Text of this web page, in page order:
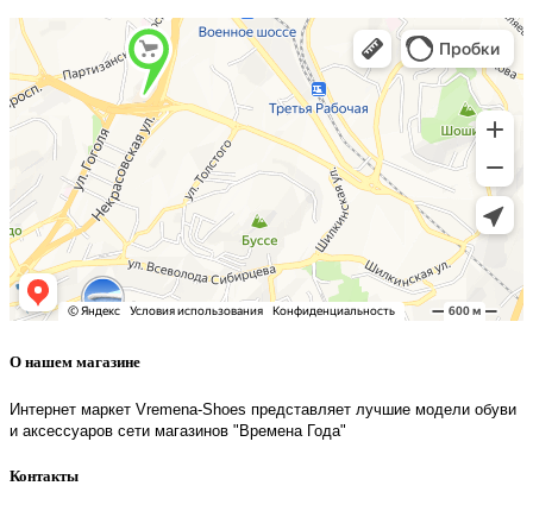
О нашем магазине
Интернет маркет Vremena-Shoes представляет лучшие модели обуви
и аксессуаров сети магазинов "Времена Года"
Контакты